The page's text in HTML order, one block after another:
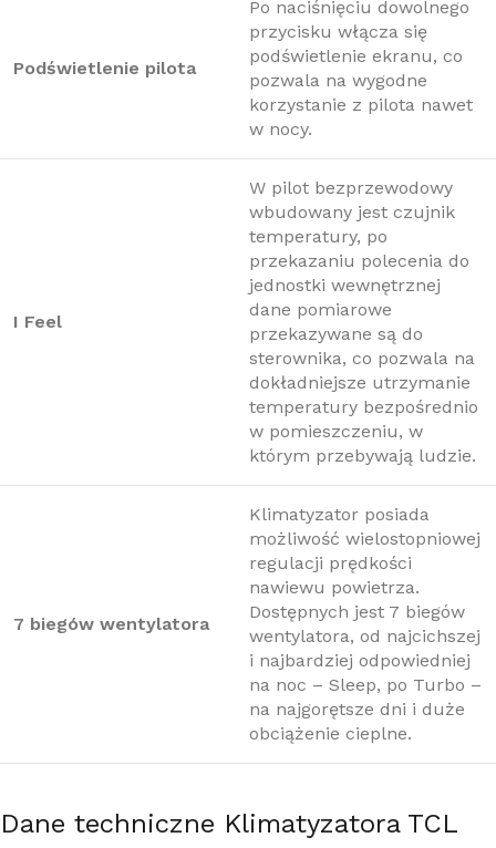
Podświetlenie pilota
Po naciśnięciu dowolnego
przycisku włącza się
podświetlenie ekranu, co
pozwala na wygodne
korzystanie z pilota nawet
w nocy.
I Feel
W pilot bezprzewodowy
wbudowany jest czujnik
temperatury, po
przekazaniu polecenia do
jednostki wewnętrznej
dane pomiarowe
przekazywane są do
sterownika, co pozwala na
dokładniejsze utrzymanie
temperatury bezpośrednio
w pomieszczeniu, w
którym przebywają ludzie.
7 biegów wentylatora
Klimatyzator posiada
możliwość wielostopniowej
regulacji prędkości
nawiewu powietrza.
Dostępnych jest 7 biegów
wentylatora, od najcichszej
i najbardziej odpowiedniej
na noc – Sleep, po Turbo –
na najgorętsze dni i duże
obciążenie cieplne.
Dane techniczne Klimatyzatora TCL